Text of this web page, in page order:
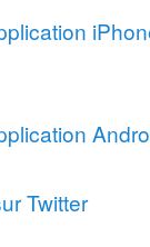
Twitter